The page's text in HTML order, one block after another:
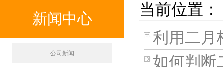
新闻中心
公司新闻
当前位置：
利用二月
如何判断